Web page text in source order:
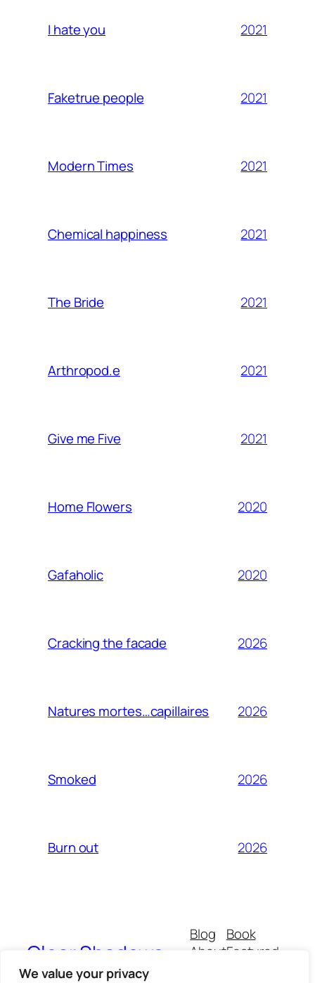
We value your privacy
I hate you 2021
Faketrue people 2021
Modern Times 2021
Chemical happiness 2021
The Bride 2021
Arthropod.e 2021
Give me Five 2021
Home Flowers 2020
Gafaholic 2020
Cracking the facade 2026
Natures mortes…capillaires 2026
Smoked 2026
Burn out 2026
Clear Shadows
Blog
About
Book
Featured